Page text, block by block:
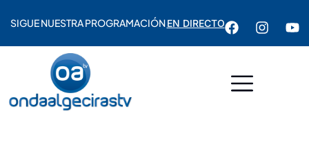
SIGUE NUESTRA PROGRAMACIÓNEN DIRECTO